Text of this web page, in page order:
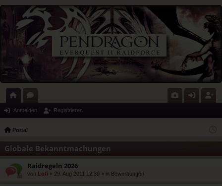
ort or
e de re
Anmelden Registrieren
Portal
Globale Bekanntmachungen
Raidregeln 2026
von Lofi » 29. Aug 2011 12:30 » in Bewerbungen